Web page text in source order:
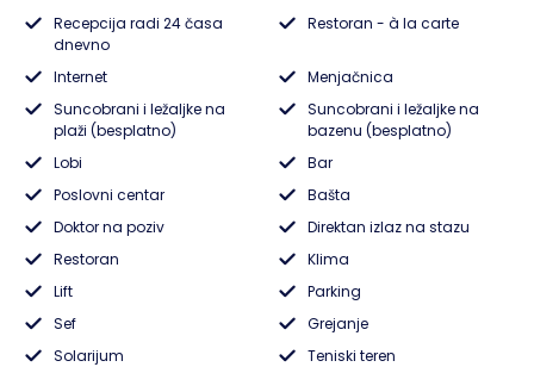
Recepcija radi 24 časa
dnevno
Restoran - à la carte
Internet
Menjačnica
Suncobrani i ležaljke na
plaži (besplatno)
Suncobrani i ležaljke na
bazenu (besplatno)
Lobi
Bar
Poslovni centar
Bašta
Doktor na poziv
Direktan izlaz na stazu
Restoran
Klima
Lift
Parking
Sef
Grejanje
Solarijum
Teniski teren
Vranjska Banja
Ivanjica
Vrnjačka banja
Lukovska Banja
Vrdnik